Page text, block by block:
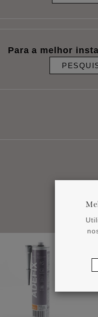
Para a melhor